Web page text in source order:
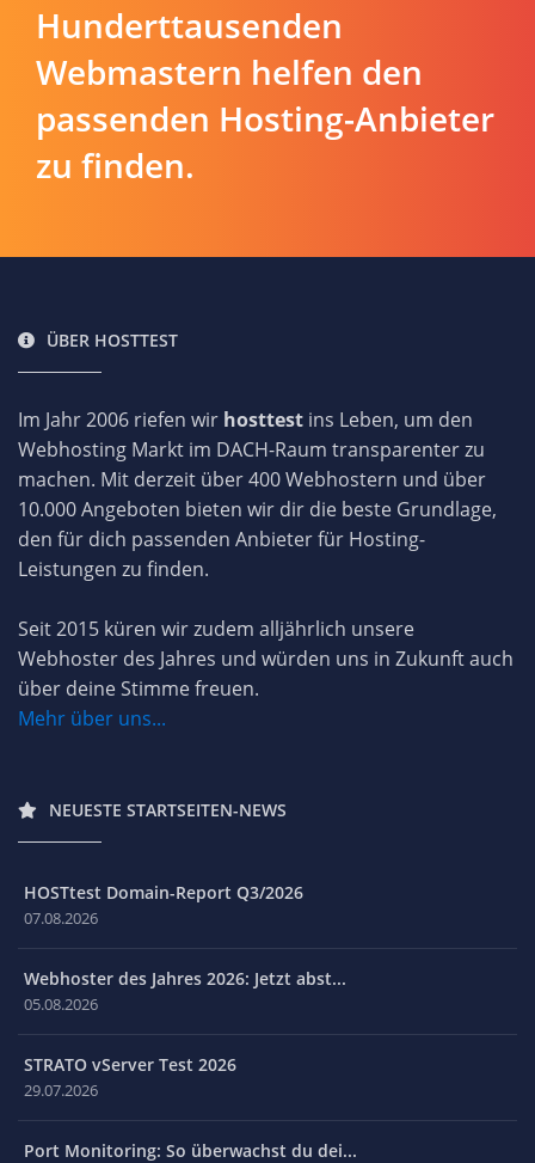
Hunderttausenden
Webmastern helfen den
passenden Hosting-Anbieter
zu finden.
ÜBER HOSTTEST
Im Jahr 2006 riefen wir hosttest ins Leben, um den
Webhosting Markt im DACH-Raum transparenter zu
machen. Mit derzeit über 400 Webhostern und über
10.000 Angeboten bieten wir dir die beste Grundlage,
den für dich passenden Anbieter für Hosting-
Leistungen zu finden.
Seit 2015 küren wir zudem alljährlich unsere
Webhoster des Jahres und würden uns in Zukunft auch
über deine Stimme freuen.
Mehr über uns...
NEUESTE STARTSEITEN-NEWS
HOSTtest Domain-Report Q3/2026
07.08.2026
Webhoster des Jahres 2026: Jetzt abst...
05.08.2026
STRATO vServer Test 2026
29.07.2026
Port Monitoring: So überwachst du dei...